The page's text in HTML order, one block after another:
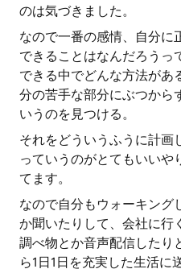
のは気づきました。
なので一番の感情、自分に
できることはなんだろうっ
できる中でどんな方法があ
分の苦手な部分にぶつから
いうのを見つける。
それをどういうふうに計画
っていうのがとてもいいや
てます。
なので自分もウォーキング
か聞いたりして、会社に行
調べ物とか音声配信したり
ら1日1日を充実した生活に